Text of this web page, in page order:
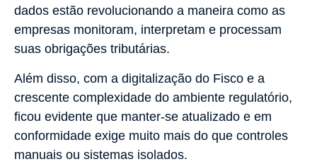
dados estão revolucionando a maneira como as
empresas monitoram, interpretam e processam
suas obrigações tributárias.
Além disso, com a digitalização do Fisco e a
crescente complexidade do ambiente regulatório,
ficou evidente que manter-se atualizado e em
conformidade exige muito mais do que controles
manuais ou sistemas isolados.